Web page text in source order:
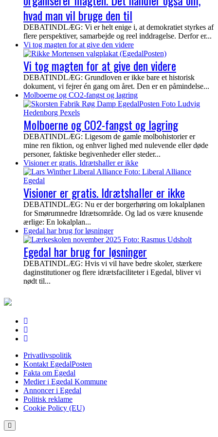
hvad man vil bruge den til
DEBATINDLÆG: Vi er helt enige i, at demokratiet styrkes af
flere perspektiver, samarbejde og reel inddragelse. Derfor er...
Vi tog magten for at give den videre
Vi tog magten for at give den videre
DEBATINDLÆG: Grundloven er ikke bare et historisk
dokument, vi fejrer én gang om året. Den er en påmindelse...
Molboerne og CO2-fangst og lagring
Molboerne og CO2-fangst og lagring
DEBATINDLÆG: Ligesom de gamle molbohistorier er
mine ren fiktion, og enhver lighed med nulevende eller døde
personer, faktiske begivenheder eller steder...
Visioner er gratis. Idrætshaller er ikke
Visioner er gratis. Idrætshaller er ikke
DEBATINDLÆG: Nu er der borgerhøring om lokalplanen
for Smørumnedre Idrætsområde. Og lad os være knusende
ærlige: En lokalplan...
Egedal har brug for løsninger
Egedal har brug for løsninger
DEBATINDLÆG: Hvis vi vil have bedre skoler, stærkere
daginstitutioner og flere idrætsfaciliteter i Egedal, bliver vi
nødt til...
EgedalPosten
Privatlivspolitik
Kontakt EgedalPosten
Fakta om Egedal
Medier i Egedal Kommune
Annoncer i Egedal
Politisk reklame
Cookie Policy (EU)
Scroll
to